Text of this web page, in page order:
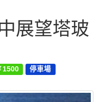
展望塔玻
1500
停車場